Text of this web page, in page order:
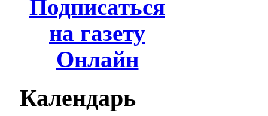
Подписаться
на газету
Онлайн
Календарь